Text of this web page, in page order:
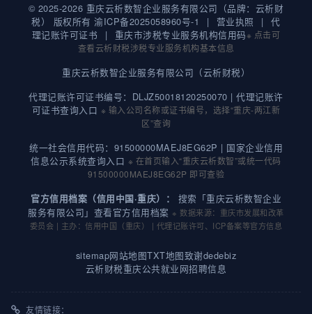
© 2025-2026 重庆云析数智企业服务有限公司（品牌：云析财
税） 版权所有渝ICP备2025058960号-1 | 营业执照 |
代
理记账许可证书
| 重庆市涉税专业服务机构信用码※ 点击可
查看云析财税涉税专业服务机构基本信息
重庆云析数智企业服务有限公司（云析财税）
代理记账许可证书编号：DLJZ50018120250070 |代理记账许
可证书查询入口 ※ 输入公司名称或证书编号，选择“重庆-两江新
区”查询
统一社会信用代码：91500000MAEJ8EG62P | 国家企业信用
信息公示系统查询入口 ※ 在首页输入“重庆云析数智”或统一代码
91500000MAEJ8EG62P 即可查验
官方信用档案（信用中国·重庆）：
搜索「重庆云析数智企业
服务有限公司」查看官方信用档案※ 数据来源：重庆市发展和改革
委员会 | 主办：信用中国（重庆） | 代理记账许可、ICP备案等官方信息
sitemap网站地图TXT地图致谢dedebiz
云析财税重庆公共就业网招聘信息
友情链接：